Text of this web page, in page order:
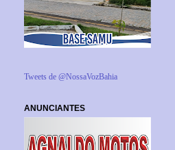
Tweets de @NossaVozBahia
ANUNCIANTES